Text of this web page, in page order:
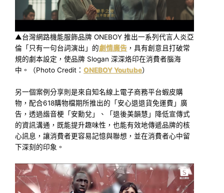
▲台灣網路機能服飾品牌 ONEBOY 推出一系列代言人炎亞
倫「只有一句台詞演出」的劇情廣告 ，具有創意且打破常
規的劇本設定，使品牌 Slogan 深深烙印在消費者腦海
中。（Photo Credit： ONEBOY Youtube）
另一個案例分享則是來自知名線上電子商務平台蝦皮購
物，配合618購物檔期所推出的「安心退退貨免運費」廣
告，透過諧音梗「安勳兌」、「退後美韻慧」降低宣傳式
的資訊溝通，既能提升趣味性，也能有效地傳遞品牌的核
心訊息，讓消費者更容易記憶與聯想，並在消費者心中留
下深刻的印象。